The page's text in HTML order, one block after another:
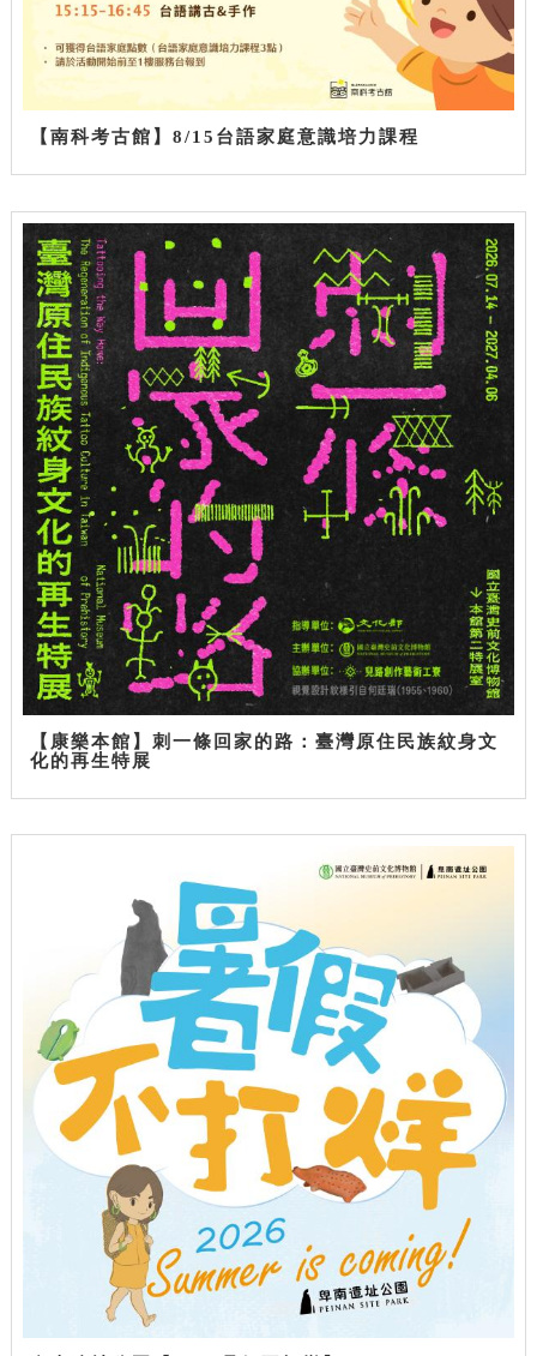
【南科考古館】8/15台語家庭意識培力課程
【康樂本館】刺一條回家的路：臺灣原住民族紋身文
化的再生特展